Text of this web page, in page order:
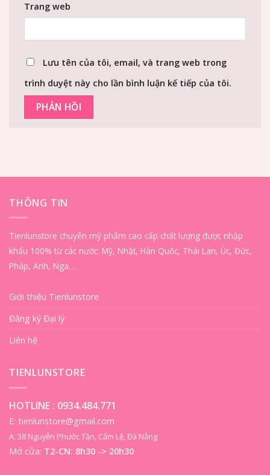
Trang web
Lưu tên của tôi, email, và trang web trong
trình duyệt này cho lần bình luận kế tiếp của tôi.
THÔNG TIN
Tienlunstore chuyên mỹ phẩm cao cấp chất lượng được nhập
khẩu 100% từ các nước: Mỹ, Nhật, Hàn Quốc, Thái Lan, Úc, Đức,
Pháp, Anh, Nga…
Giới thiệu Tienlunstore
Đăng ký Đại lý
Liên hệ
TIENLUNSTORE
HOTLINE : 0934.484.771
E: tienlunstore@gmail.com
A: 38 Nguyễn Phước Tần, Cẩm Lệ, Đà Nẵng
Mở cửa: T2-CN: 8h30 -> 20h30